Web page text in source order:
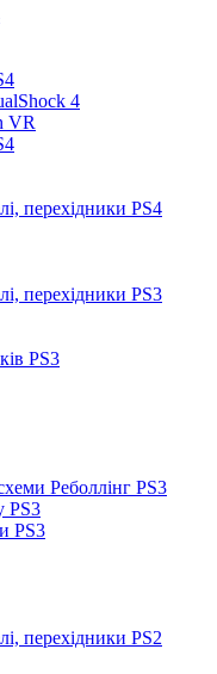
4
VR
перехідники PS4
перехідники PS3
PS3
Реболлінг PS3
PS3
PS3
перехідники PS2